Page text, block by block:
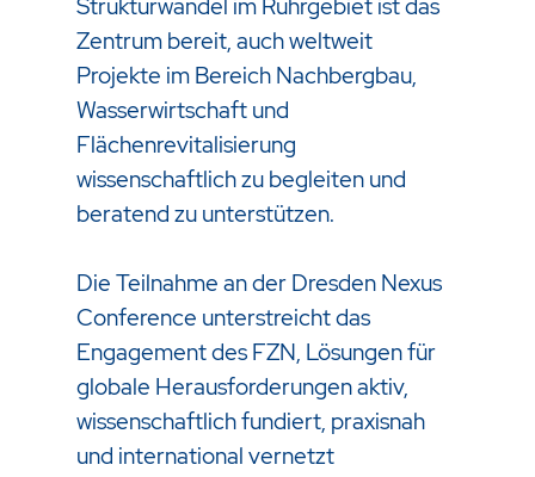
Strukturwandel im Ruhrgebiet ist das
Zentrum bereit, auch weltweit
Projekte im Bereich Nachbergbau,
Wasserwirtschaft und
Flächenrevitalisierung
wissenschaftlich zu begleiten und
beratend zu unterstützen.
Die Teilnahme an der Dresden Nexus
Conference unterstreicht das
Engagement des FZN, Lösungen für
globale Herausforderungen aktiv,
wissenschaftlich fundiert, praxisnah
und international vernetzt